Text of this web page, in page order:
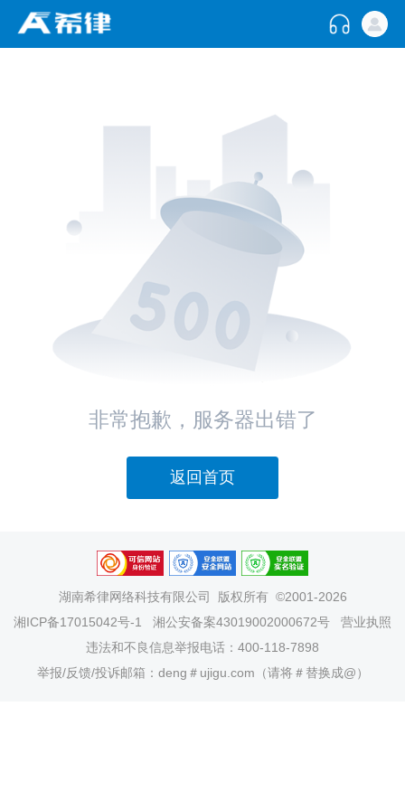
非常抱歉，服务器出错了
返回首页
湖南希律网络科技有限公司
版权所有 ©2001-2026
湘ICP备17015042号-1
湘公安备案43019002000672号
营业执照
违法和不良信息举报电话：400-118-7898
举报/反馈/投诉邮箱：deng＃ujigu.com（请将＃替换成@）